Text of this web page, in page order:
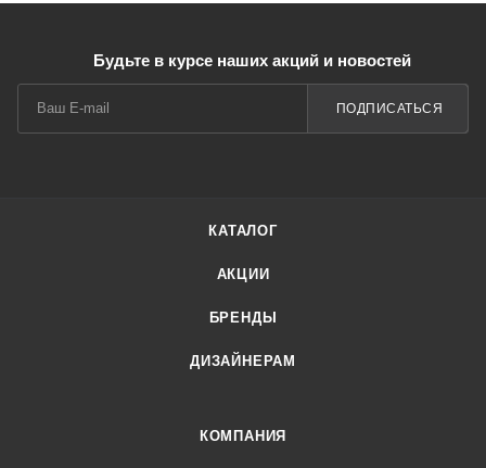
Будьте в курсе наших акций и новостей
ПОДПИСАТЬСЯ
КАТАЛОГ
АКЦИИ
БРЕНДЫ
ДИЗАЙНЕРАМ
КОМПАНИЯ